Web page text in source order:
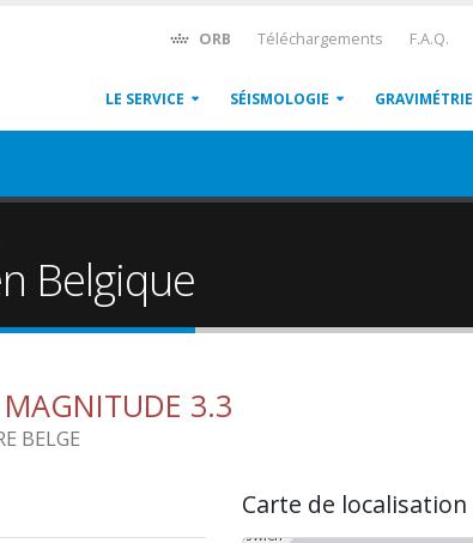
ORB Téléchargements F.A.Q.
LE SERVICE SÉISMOLOGIE GRAVIMÉTRIE
Belgique
3.3
BELGE
Carte de localisation